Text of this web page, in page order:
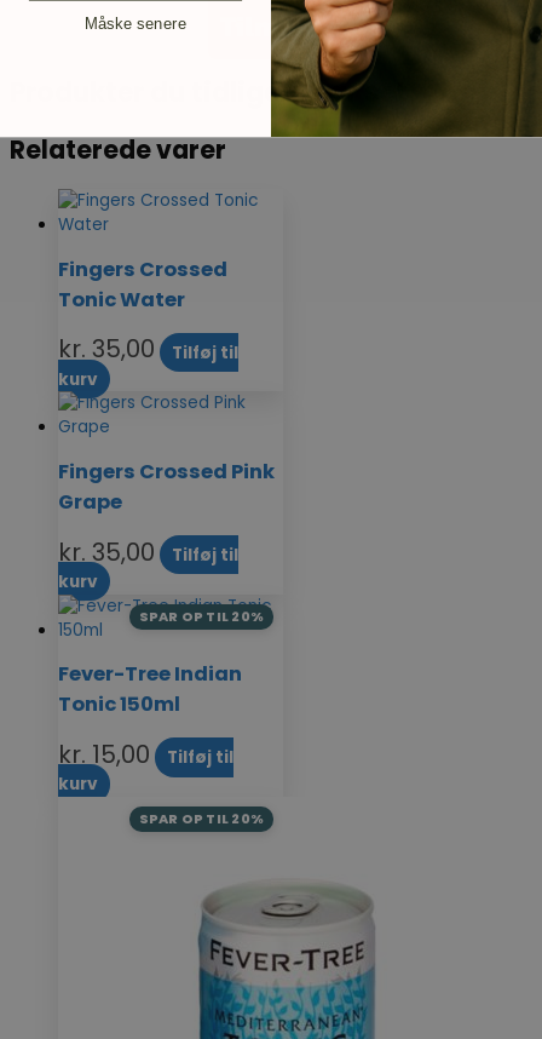
Tilmeld
Produkter du tidligere har set
Relaterede varer
Fingers Crossed
Tonic Water
kr. 35,00
Tilføj til
kurv
Fingers Crossed Pink
Grape
kr. 35,00
Tilføj til
kurv
SPAR OP TIL 20%
Fever-Tree Indian
Tonic 150ml
kr. 15,00
Tilføj til
kurv
SPAR OP TIL 20%
Måske senere